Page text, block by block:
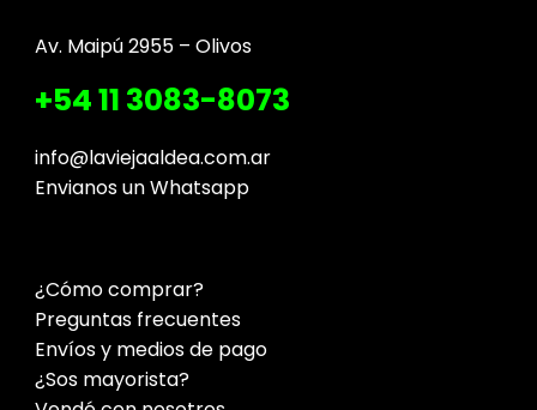
Av. Maipú 2955 – Olivos
+54 11 3083-8073
info@laviejaaldea.com.ar
Envianos un Whatsapp
¿Cómo comprar?
Preguntas frecuentes
Envíos y medios de pago
¿Sos mayorista?